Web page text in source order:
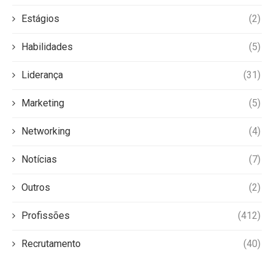
Estágios (2)
Habilidades (5)
Liderança (31)
Marketing (5)
Networking (4)
Notícias (7)
Outros (2)
Profissões (412)
Recrutamento (40)